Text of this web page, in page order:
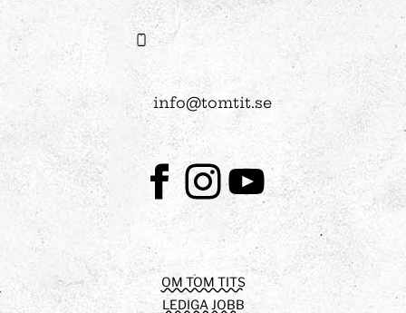
info@tomtit.se
FacebookInstagramYoutube
OM TOM TITS
LEDIGA JOBB